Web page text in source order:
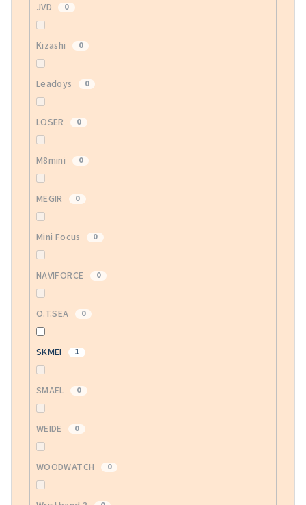
JVD 0
Kizashi 0
Leadoys 0
LOSER 0
M8mini 0
MEGIR 0
Mini Focus 0
NAVIFORCE 0
O.T.SEA 0
SKMEI 1
SMAEL 0
WEIDE 0
WOODWATCH 0